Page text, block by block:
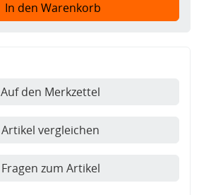
In den Warenkorb
Auf den Merkzettel
Artikel vergleichen
Fragen zum Artikel